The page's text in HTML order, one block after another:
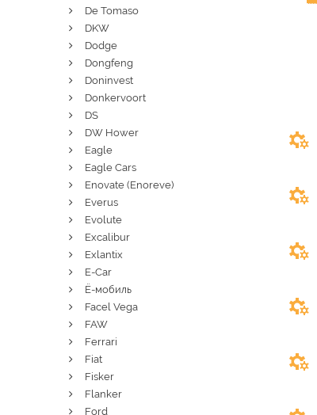
De Tomaso
DKW
Dodge
Dongfeng
Doninvest
Donkervoort
DS
DW Hower
Eagle
Eagle Cars
Enovate (Enoreve)
Everus
Evolute
Excalibur
Exlantix
E-Car
Ё-мобиль
Facel Vega
FAW
Ferrari
Fiat
Fisker
Flanker
Ford